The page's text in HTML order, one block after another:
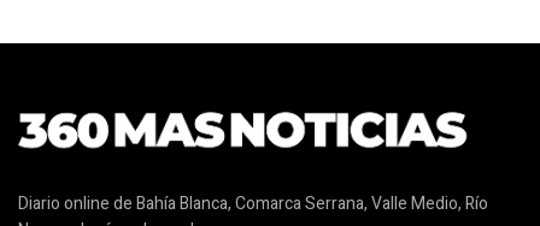
Diario online de Bahía Blanca, Comarca Serrana, Valle Medio, Río